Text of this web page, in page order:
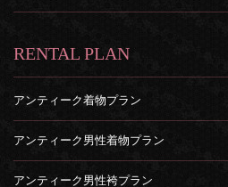
RENTAL PLAN
アンティーク着物プラン
アンティーク男性着物プラン
アンティーク男性袴プラン